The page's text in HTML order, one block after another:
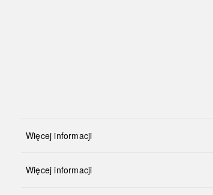
Więcej informacji
Więcej informacji